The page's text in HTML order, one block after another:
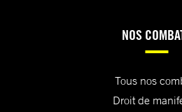
NOS
Tous nos
Droit de